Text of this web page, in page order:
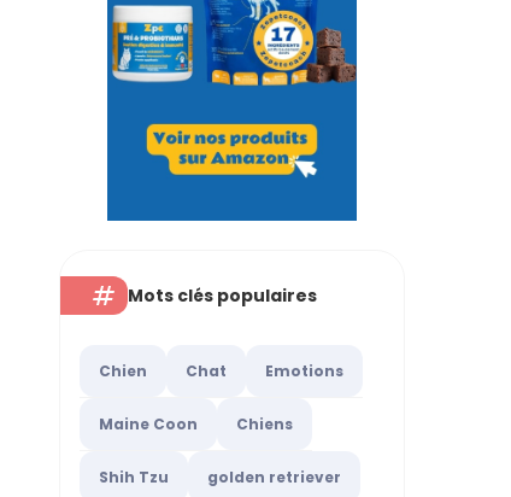
Mots clés populaires
Chien Chat Emotions
Maine Coon Chiens
Shih Tzu golden retriever